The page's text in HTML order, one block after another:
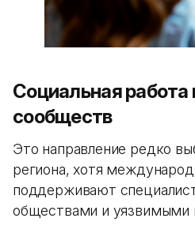
Социальная работа
сообществ
Это направление редко
региона, хотя
поддерживают
обществами и уязвимыми